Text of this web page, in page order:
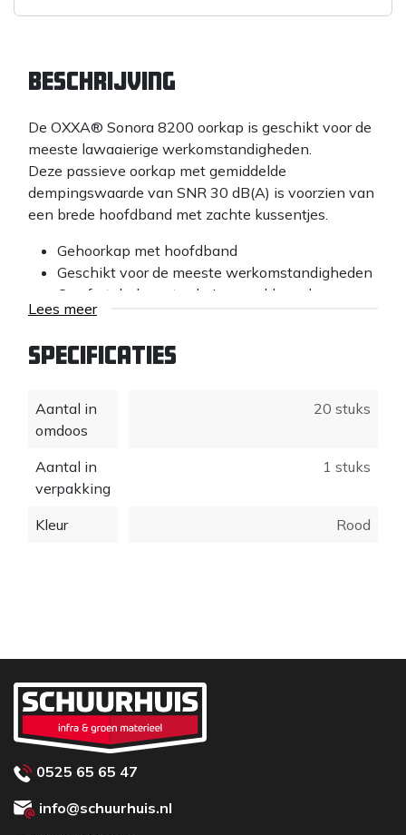
Beschrijving
De OXXA® Sonora 8200 oorkap is geschikt voor de
meeste lawaaierige werkomstandigheden.
Deze passieve oorkap met gemiddelde
dempingswaarde van SNR 30 dB(A) is voorzien van
een brede hoofdband met zachte kussentjes.
Gehoorkap met hoofdband
Geschikt voor de meeste werkomstandigheden
Comfortabele met schuim gevulde oorkussens,
die makkelijk zijn te
Voorzien van brede hoofdband met zachte
Door afstelmogelijkheden van de hoofdband
passend op alle
Gemiddelde dempingswaarde: SNR 30 dB(A)
Lees meer
Specificaties
Aantal in
omdoos
20 stuks
Aantal in
verpakking
1 stuks
Kleur Rood
0525 65 65 47
info@schuurhuis.nl